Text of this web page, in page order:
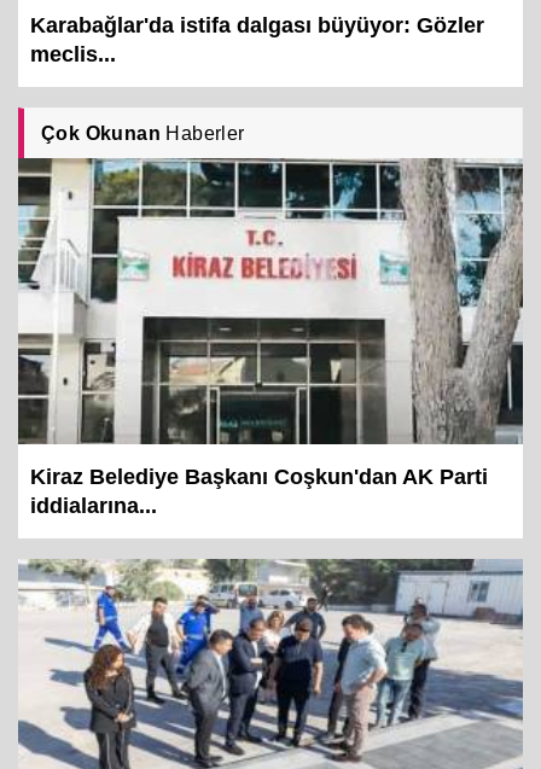
Karabağlar'da istifa dalgası büyüyor: Gözler
meclis...
Çok OkunanHaberler
Kiraz Belediye Başkanı Coşkun'dan AK Parti
iddialarına...